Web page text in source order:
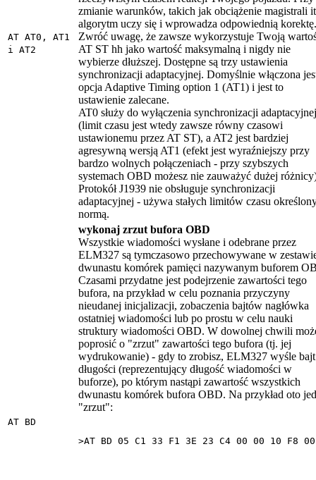
AT AT0, AT1
i AT2
zmianie warunków, takich jak obciążenie magistrali
algorytm uczy się i wprowadza odpowiednią korektę.
Zwróć uwagę, że zawsze wykorzystuje Twoją
AT ST hh jako wartość maksymalną i nigdy nie
wybierze dłuższej. Dostępne są trzy ustawienia
synchronizacji adaptacyjnej. Domyślnie włączona
opcja Adaptive Timing option 1 (AT1) i jest to
ustawienie zalecane.
AT0 służy do wyłączenia synchronizacji adaptacyjnej
(limit czasu jest wtedy zawsze równy czasowi
ustawionemu przez AT ST), a AT2 jest bardziej
agresywną wersją AT1 (efekt jest wyraźniejszy przy
bardzo wolnych połączeniach - przy szybszych
systemach OBD możesz nie zauważyć dużej
Protokół J1939 nie obsługuje synchronizacji
adaptacyjnej - używa stałych limitów czasu
normą.
AT BD
wykonaj zrzut bufora OBD
Wszystkie wiadomości wysłane i odebrane przez
ELM327 są tymczasowo przechowywane w
dwunastu komórek pamięci nazywanym buforem
Czasami przydatne jest podejrzenie zawartości tego
bufora, na przykład w celu poznania przyczyny
nieudanej inicjalizacji, zobaczenia bajtów nagłówka
ostatniej wiadomości lub po prostu w celu nauki
struktury wiadomości OBD. W dowolnej chwili
poprosić o "zrzut" zawartości tego bufora (tj. jej
wydrukowanie) - gdy to zrobisz, ELM327 wyśle bajt
długości (reprezentujący długość wiadomości w
buforze), po którym nastąpi zawartość wszystkich
dwunastu komórek bufora OBD. Na przykład oto
"zrzut":
>AT BD 05 C1 33 F1 3E 23 C4 00 00 10 F8